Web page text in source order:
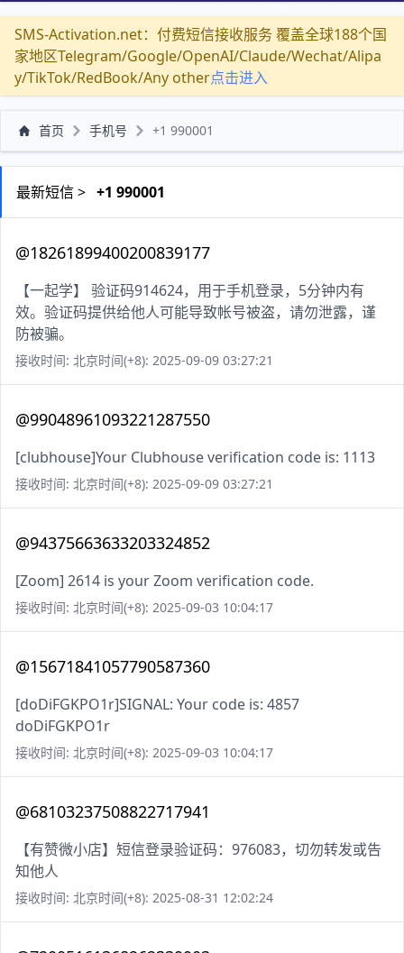
SMS-Activation.net：付费短信接收服务 覆盖全球188个国
家地区Telegram/Google/OpenAI/Claude/Wechat/Alipa
y/TikTok/RedBook/Any other点击进入
首页 手机号 +1 990001
最新短信 > +1 990001
@18261899400200839177
【一起学】 验证码914624，用于手机登录，5分钟内有
效。验证码提供给他人可能导致帐号被盗，请勿泄露，谨
防被骗。
接收时间: 北京时间(+8): 2025-09-09 03:27:21
@99048961093221287550
[clubhouse]Your Clubhouse verification code is: 1113
接收时间: 北京时间(+8): 2025-09-09 03:27:21
@94375663633203324852
[Zoom] 2614 is your Zoom verification code.
接收时间: 北京时间(+8): 2025-09-03 10:04:17
@15671841057790587360
[doDiFGKPO1r]SIGNAL: Your code is: 4857
doDiFGKPO1r
接收时间: 北京时间(+8): 2025-09-03 10:04:17
@68103237508822717941
【有赞微小店】短信登录验证码：976083，切勿转发或告
知他人
接收时间: 北京时间(+8): 2025-08-31 12:02:24